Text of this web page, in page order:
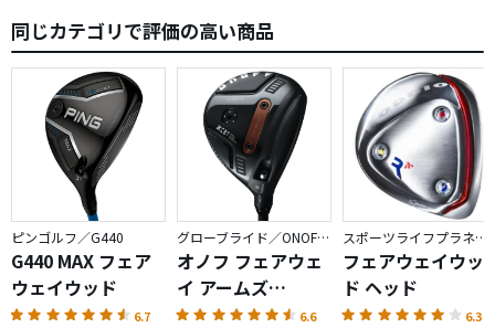
気持ちはアスリート、まだおじさんクラブまでは落とした
くない、、、でも何かにつけて衰えを感じる中高年にはバ
ッチリはまるシリーズだと思います。
ただ、ユーティリティーはロフトピッチが飛び系アイアンの
流れになっているため、710CBの流れで910Hを購入しまし
た。
同じカテゴリで評価の高い商品
ピンゴルフ／G440
G440 MAX フェア
ウェイウッド
6.7
グローブライド／ONOFF AKA
オノフ フェアウェ
イ アームズ
AKA（2026）
6.6
スポーツライフプラネッツ／RODDIO
フェアウェイウッ
ド ヘッド
6.3